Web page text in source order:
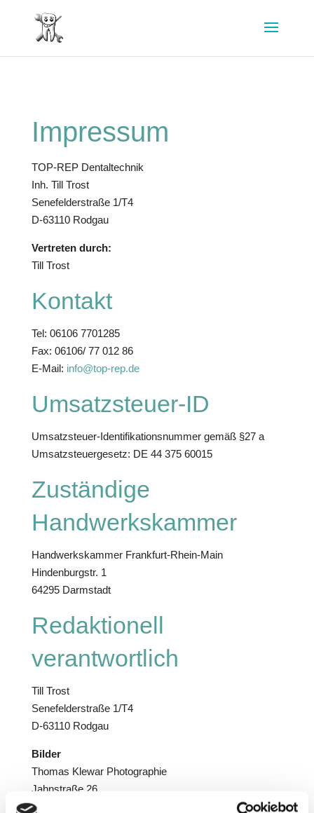
Impressum
TOP-REP Dentaltechnik
Inh. Till Trost
Senefelderstraße 1/T4
D-63110 Rodgau
Vertreten durch:
Till Trost
Kontakt
Tel: 06106 7701285
Fax: 06106/ 77 012 86
E-Mail: info@top-rep.de
Umsatzsteuer-ID
Umsatzsteuer-Identifikationsnummer gemäß §27 a
Umsatzsteuergesetz: DE 44 375 60015
Zuständige
Handwerkskammer
Handwerkskammer Frankfurt-Rhein-Main
Hindenburgstr. 1
64295 Darmstadt
Redaktionell
verantwortlich
Till Trost
Senefelderstraße 1/T4
D-63110 Rodgau
Bilder
Thomas Klewar Photographie
Jahnstraße 26
63911 Klingenberg am Main